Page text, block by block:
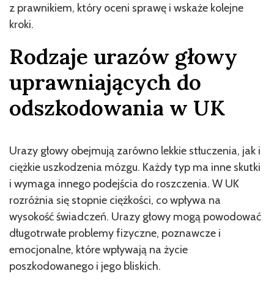
z prawnikiem, który oceni sprawę i wskaże kolejne
kroki.
Rodzaje urazów głowy
uprawniających do
odszkodowania w UK
Urazy głowy obejmują zarówno lekkie stłuczenia, jak i
ciężkie uszkodzenia mózgu. Każdy typ ma inne skutki
i wymaga innego podejścia do roszczenia. W UK
rozróżnia się stopnie ciężkości, co wpływa na
wysokość świadczeń. Urazy głowy mogą powodować
długotrwałe problemy fizyczne, poznawcze i
emocjonalne, które wpływają na życie
poszkodowanego i jego bliskich.